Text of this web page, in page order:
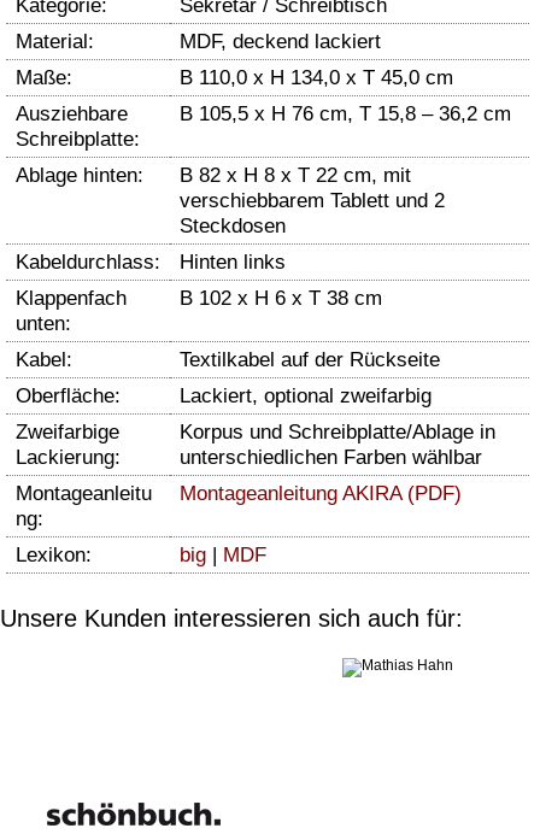
Kategorie:
Sekretär / Schreibtisch
Material:
MDF, deckend lackiert
Maße:
B 110,0 x H 134,0 x T 45,0 cm
Ausziehbare
Schreibplatte:
B 105,5 x H 76 cm, T 15,8 – 36,2 cm
Ablage hinten:
B 82 x H 8 x T 22 cm, mit
verschiebbarem Tablett und 2
Steckdosen
Kabeldurchlass:
Hinten links
Klappenfach
unten:
B 102 x H 6 x T 38 cm
Kabel:
Textilkabel auf der Rückseite
Oberfläche:
Lackiert, optional zweifarbig
Zweifarbige
Lackierung:
Korpus und Schreibplatte/Ablage in
unterschiedlichen Farben wählbar
Montageanleitu
ng:
Montageanleitung AKIRA (PDF)
Lexikon: big | MDF
Unsere Kunden interessieren sich auch für: